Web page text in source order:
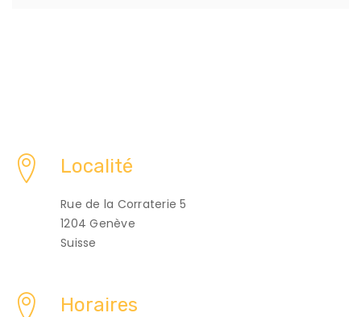
Localité
Rue de la Corraterie 5
1204 Genève
Suisse
Horaires